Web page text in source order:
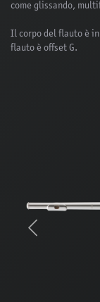
come glissando,
Il corpo del flauto è
flauto è offset G.
Previous